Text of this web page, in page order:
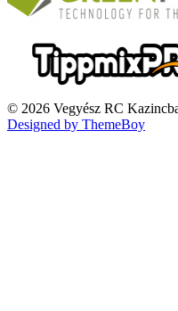
© 2026 Vegyész RC
Designed by ThemeBoy